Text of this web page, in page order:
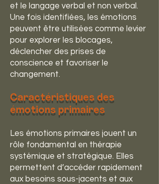
et le langage verbal et non verbal.
Une fois identifiées, les émotions
peuvent être utilisées comme levier
pour explorer les blocages,
déclencher des prises de
conscience et favoriser le
changement.
Caractéristiques des
émotions primaires
Les émotions primaires jouent un
rôle fondamental en thérapie
systémique et stratégique. Elles
permettent d’accéder rapidement
aux besoins sous-jacents et aux